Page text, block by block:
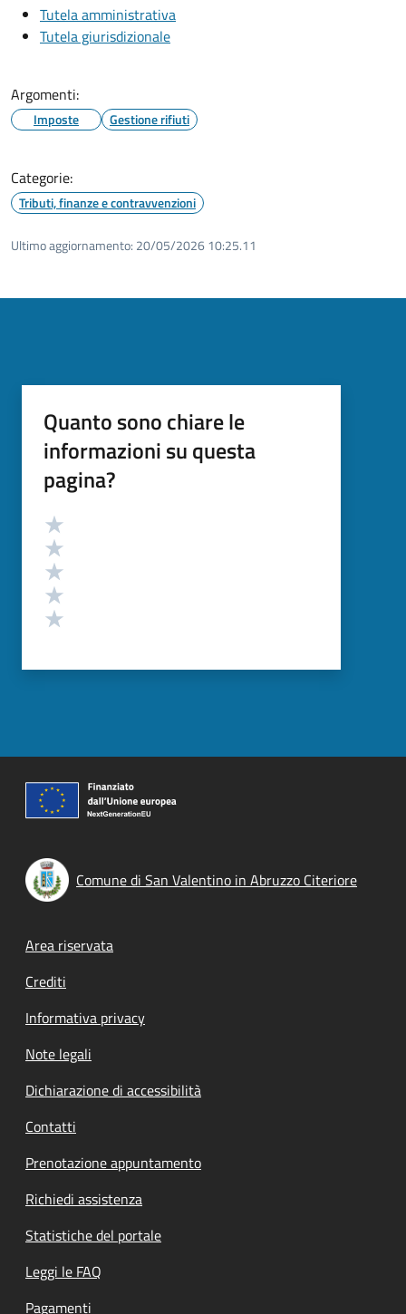
Tutela amministrativa
Tutela giurisdizionale
Argomenti:
Imposte Gestione rifiuti
Categorie:
Tributi, finanze e contravvenzioni
Ultimo aggiornamento: 20/05/2026 10:25.11
Quanto sono chiare le
informazioni su questa
pagina?
Valutazione
Comune di San Valentino in Abruzzo Citeriore
Footer menu
Area riservata
Crediti
Informativa privacy
Note legali
Dichiarazione di accessibilità
Contatti
Prenotazione appuntamento
Richiedi assistenza
Statistiche del portale
Leggi le FAQ
Pagamenti